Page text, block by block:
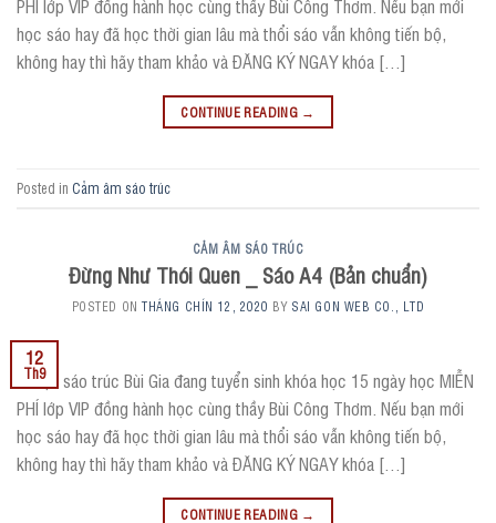
PHÍ lớp VIP đồng hành học cùng thầy Bùi Công Thơm. Nếu bạn mới
học sáo hay đã học thời gian lâu mà thổi sáo vẫn không tiến bộ,
không hay thì hãy tham khảo và ĐĂNG KÝ NGAY khóa […]
CONTINUE READING →
Posted in Cảm âm sáo trúc
CẢM ÂM SÁO TRÚC
Đừng Như Thói Quen _ Sáo A4 (Bản chuẩn)
POSTED ONTHÁNG CHÍN 12, 2020 BY SAI GON WEB CO., LTD
12
Th9
? Hiện sáo trúc Bùi Gia đang tuyển sinh khóa học 15 ngày học MIỄN
PHÍ lớp VIP đồng hành học cùng thầy Bùi Công Thơm. Nếu bạn mới
học sáo hay đã học thời gian lâu mà thổi sáo vẫn không tiến bộ,
không hay thì hãy tham khảo và ĐĂNG KÝ NGAY khóa […]
CONTINUE READING →